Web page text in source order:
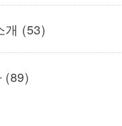
개 (53)
(89)